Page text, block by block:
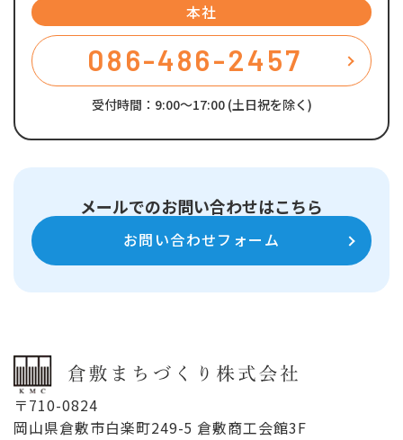
本社
086-486-2457
受付時間：9:00～17:00 (土日祝を除く)
メールでのお問い合わせはこちら
お問い合わせフォーム
〒710-0824
岡山県倉敷市白楽町249-5 倉敷商工会館3F